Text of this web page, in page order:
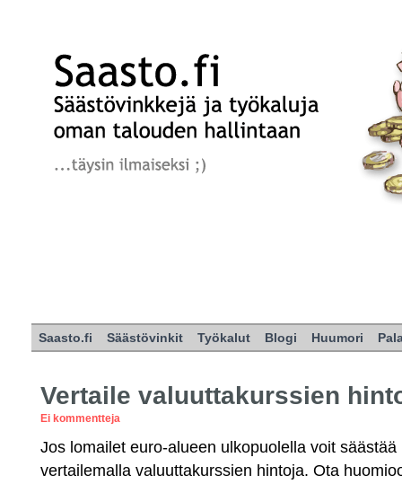
Saasto.fi Säästövinkit Työkalut Blogi Huumori
Vertaile valuuttakurssien
Ei kommentteja
Jos lomailet euro-alueen ulkopuolella voit
vertailemalla valuuttakurssien hintoja. Ota